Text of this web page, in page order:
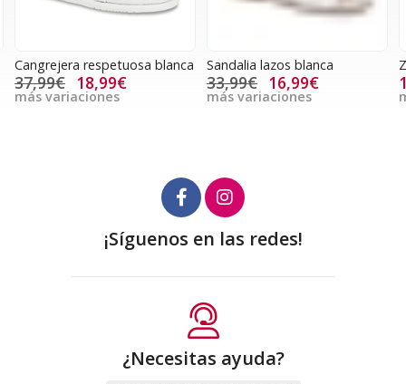
Cangrejera respetuosa blanca
37,99€ 18,99€
más variaciones
Sandalia lazos blanca
33,99€ 16,99€
más variaciones
¡Síguenos en las redes!
¿Necesitas ayuda?